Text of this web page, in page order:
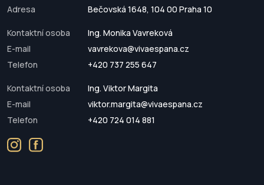
Adresa Bečovská 1648, 104 00 Praha 10
Kontaktní osoba
Ing. Monika Vavreková
E-mail
vavrekova@vivaespana.cz
Telefon
+420 737 255 647
Kontaktní osoba
Ing. Viktor Margita
E-mail
viktor.margita@vivaespana.cz
Telefon
+420 724 014 881